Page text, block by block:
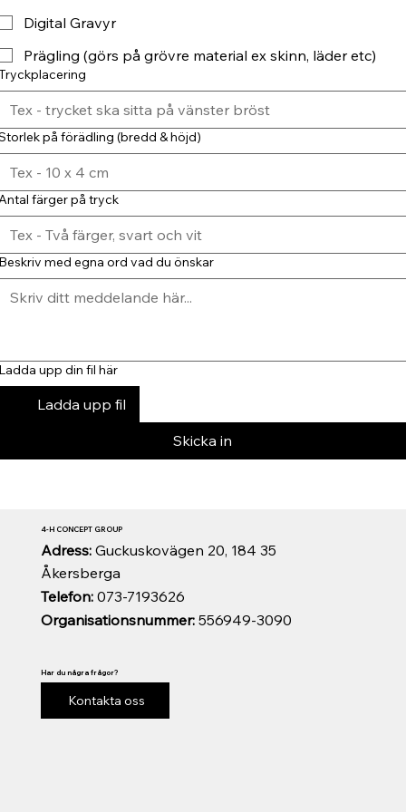
Digital Gravyr
Prägling (görs på grövre material ex skinn, läder etc)
på förädling (bredd & höjd)
färger på tryck
med egna ord vad du önskar
upp din fil här
Ladda upp fil
Skicka in
Organisationsnummer:556949-3090
Telefon:073-7193626
Adress: Guckuskovägen 20, 184 35
Åkersberga
4-H CONCEPT GROUP
Har du några frågor?
Kontakta oss